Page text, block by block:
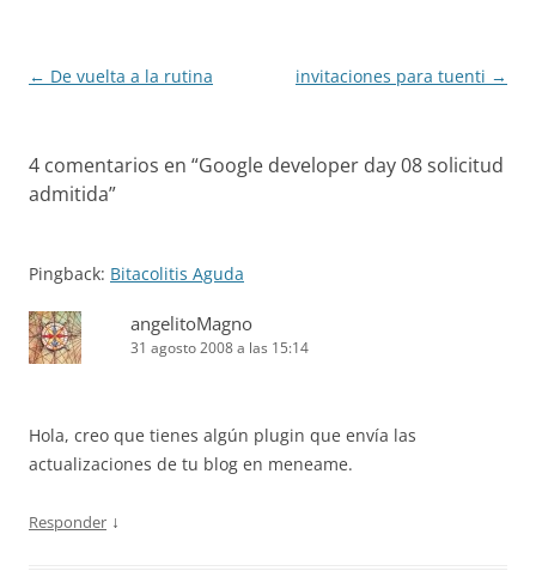
Navegación
← De vuelta a la rutina invitaciones para tuenti →
4 comentarios en “Google developer day 08 solicitud
admitida”
Pingback: Bitacolitis Aguda
angelitoMagno
31 agosto 2008 a las 15:14
Hola, creo que tienes algún plugin que envía las
actualizaciones de tu blog en meneame.
Responder ↓